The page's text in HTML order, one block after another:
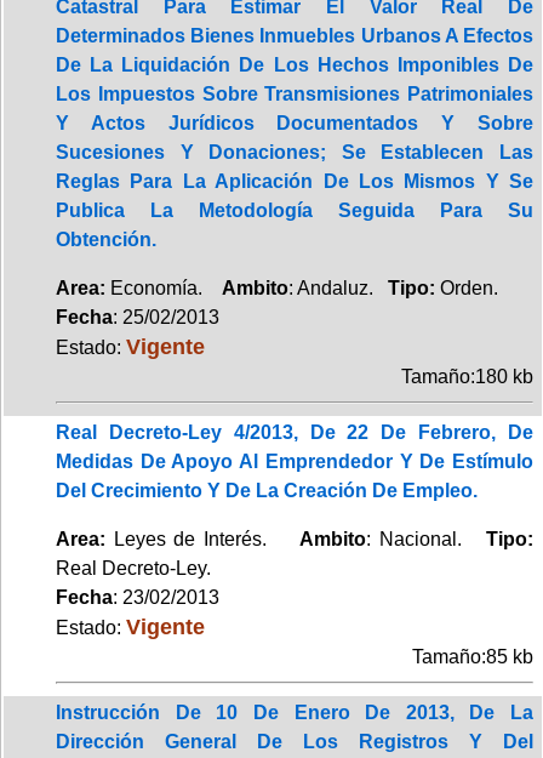
Catastral Para Estimar El Valor Real De
Determinados Bienes Inmuebles Urbanos A Efectos
De La Liquidación De Los Hechos Imponibles De
Los Impuestos Sobre Transmisiones Patrimoniales
Y Actos Jurídicos Documentados Y Sobre
Sucesiones Y Donaciones; Se Establecen Las
Reglas Para La Aplicación De Los Mismos Y Se
Publica La Metodología Seguida Para Su
Obtención.
Area: Economía. Ambito: Andaluz. Tipo: Orden.
Fecha: 25/02/2013
Estado: Vigente
Tamaño:180 kb
Real Decreto-Ley 4/2013, De 22 De Febrero, De
Medidas De Apoyo Al Emprendedor Y De Estímulo
Del Crecimiento Y De La Creación De Empleo.
Area: Leyes de Interés.Ambito: Nacional.Tipo:
Real Decreto-Ley.
Fecha: 23/02/2013
Estado: Vigente
Tamaño:85 kb
Instrucción De 10 De Enero De 2013, De La
Dirección General De Los Registros Y Del